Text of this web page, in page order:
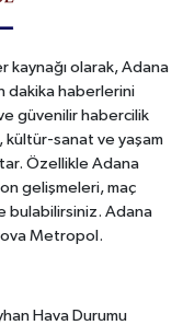
kaynağı olarak, Adana
dakika haberlerini
ve güvenilir habercilik
kültür-sanat ve yaşam
Özellikle Adana
gelişmeleri, maç
bulabilirsiniz. Adana
Metropol.
Hava Durumu